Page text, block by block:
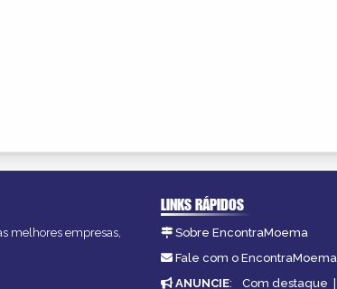
melhores empresas,
LINKS RÁPIDOS
Sobre EncontraMoema
Fale com o EncontraMoema
ANUNCIE: Com destaque |